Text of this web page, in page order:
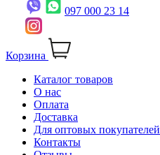
097 000 23 14
Корзина
Каталог товаров
О нас
Оплата
Доставка
Для оптовых покупателей
Контакты